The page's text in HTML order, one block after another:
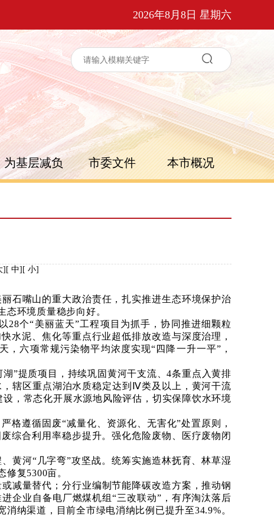
2026年8月8日 星期六
为基层减负 市委文件 本市概况
][ 中][ 小]
石嘴山的重大政治责任，扎实推进生态环境保护治
环境质量稳步向好。
28个“美丽蓝天”工程项目为抓手，协同推进细颗粒
水泥、焦化等重点行业超低排放改造与深度治理，
六项常规污染物平均浓度实现“四降一升一平”，
湖”提质项目，持续巩固黄河干支流、4条重点入黄排
辖区重点湖泊水质稳定达到Ⅳ类及以上，黄河干流
，常态化开展水源地风险评估，切实保障饮水环境
格遵循固废“减量化、资源化、无害化”处置原则，
综合利用率稳步提升。强化危险废物、医疗废物闭
黄河“几字弯”攻坚战。统筹实施造林抚育、林草湿
复5300亩。
减量替代；分行业编制节能降碳改造方案，推动钢
企业自备电厂燃煤机组“三改联动”，有序淘汰落后
纳渠道，目前全市绿电消纳比例已提升至34.9%。